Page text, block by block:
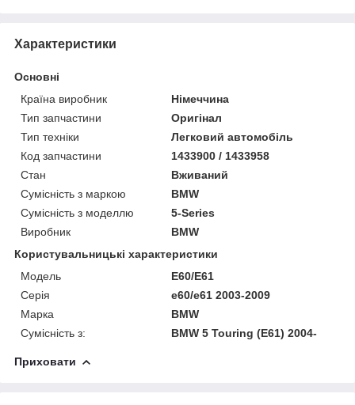
Характеристики
Основні
Країна виробник
Німеччина
Тип запчастини
Оригінал
Тип техніки
Легковий автомобіль
Код запчастини
1433900 / 1433958
Стан
Вживаний
Сумісність з маркою
BMW
Сумісність з моделлю
5-Series
Виробник
BMW
Користувальницькі характеристики
Модель
E60/E61
Серія
e60/e61 2003-2009
Марка
BMW
Сумісність з:
BMW 5 Touring (E61) 2004-
Приховати